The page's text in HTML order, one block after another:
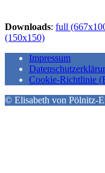
Downloads: full
(150x150)
Impressum
Cookie-Richtlinie
© Elisabeth von Pölnitz-